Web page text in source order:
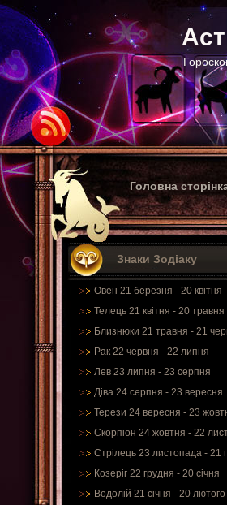
Головна
Знаки Зодіаку
Овен 21 березня - 20 квітня
Телець 21 квітня - 20 травня
Близнюки 21 травня - 21
Рак 22 червня - 22 липня
Лев 23 липня - 23 серпня
Діва 24 серпня - 23 вересня
Терези 24 вересня - 23
Скорпіон 24 жовтня - 22
Стрілець 23 листопада - 21
Козеріг 22 грудня - 20 січня
Водолій 21 січня - 20 лютого